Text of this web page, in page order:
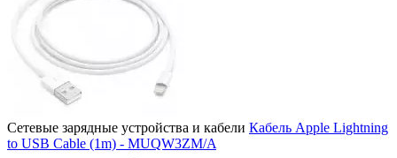
Сетевые зарядные устройства и кабели Кабель Apple Lightning
to USB Cable (1m) - MUQW3ZM/A